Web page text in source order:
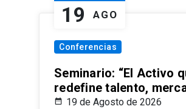
19 AGO
Conferencias
Seminario: “El Activo
redefine talento,
19 de Agosto de 2026